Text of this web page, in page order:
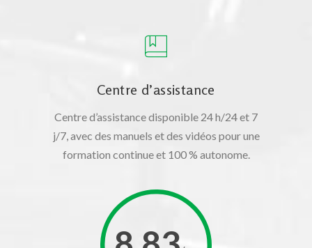
Centre d’assistance
Centre d’assistance disponible 24 h/24 et 7
j/7, avec des manuels et des vidéos pour une
formation continue et 100 % autonome.